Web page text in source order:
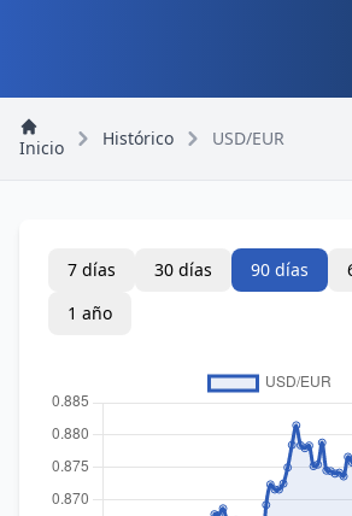
Inicio Histórico USD/EUR
7 días 30 días 90 días
1 año